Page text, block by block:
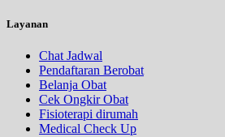
Layanan
Chat Jadwal
Pendaftaran Berobat
Belanja Obat
Cek Ongkir Obat
Fisioterapi dirumah
Medical Check Up